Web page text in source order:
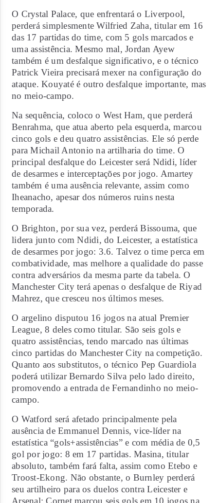
O Crystal Palace, que enfrentará o Liverpool,
perderá simplesmente Wilfried Zaha, titular em 16
das 17 partidas do time, com 5 gols marcados e
uma assistência. Mesmo mal, Jordan Ayew
também é um desfalque significativo, e o técnico
Patrick Vieira precisará mexer na configuração do
ataque. Kouyaté é outro desfalque importante, mas
no meio-campo.
Na sequência, coloco o West Ham, que perderá
Benrahma, que atua aberto pela esquerda, marcou
cinco gols e deu quatro assistências. Ele só perde
para Michail Antonio na artilharia do time. O
principal desfalque do Leicester será Ndidi, líder
de desarmes e interceptações por jogo. Amartey
também é uma ausência relevante, assim como
Iheanacho, apesar dos números ruins nesta
temporada.
O Brighton, por sua vez, perderá Bissouma, que
lidera junto com Ndidi, do Leicester, a estatística
de desarmes por jogo: 3.6. Talvez o time perca em
combatividade, mas melhore a qualidade do passe
contra adversários da mesma parte da tabela. O
Manchester City terá apenas o desfalque de Riyad
Mahrez, que cresceu nos últimos meses.
O argelino disputou 16 jogos na atual Premier
League, 8 deles como titular. São seis gols e
quatro assistências, tendo marcado nas últimas
cinco partidas do Manchester City na competição.
Quanto aos substitutos, o técnico Pep Guardiola
poderá utilizar Bernardo Silva pelo lado direito,
promovendo a entrada de Fernandinho no meio-
campo.
O Watford será afetado principalmente pela
ausência de Emmanuel Dennis, vice-líder na
estatística “gols+assistências” e com média de 0,5
gol por jogo: 8 em 17 partidas. Masina, titular
absoluto, também fará falta, assim como Etebo e
Troost-Ekong. Não obstante, o Burnley perderá
seu artilheiro para os duelos contra Leicester e
Arsenal: Cornet marcou seis gols em 10 jogos na